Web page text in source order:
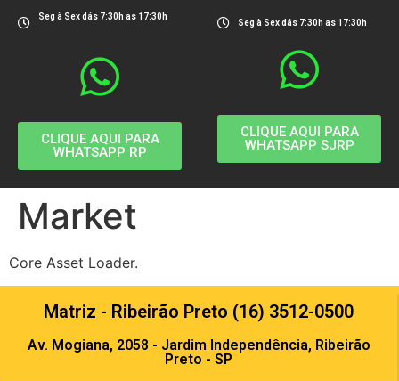
Seg à Sex dás 7:30h as 17:30h
CLIQUE AQUI PARA
WHATSAPP RP
Seg à Sex dás 7:30h as 17:30h
CLIQUE AQUI PARA
WHATSAPP SJRP
Market
Core Asset Loader.
Matriz - Ribeirão Preto (16) 3512-0500
Av. Mogiana, 2058 - Jardim Independência, Ribeirão
Preto - SP